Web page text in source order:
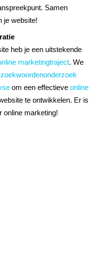
Samen
je website!
heb je een uitstekende
marketingtraject. We
zoekwoordenonderzoek
om een effectieve online
te ontwikkelen. Er is
online marketing!